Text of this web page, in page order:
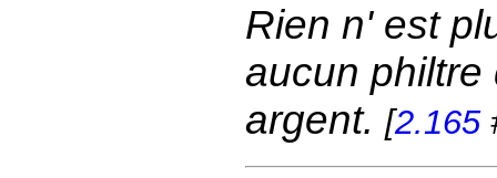
Rien n' est
aucun philtre
argent. [2.165